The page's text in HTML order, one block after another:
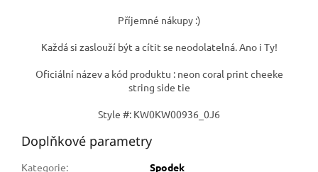
Příjemné nákupy :)
Každá si zaslouží být a cítit se neodolatelná. Ano i Ty!
Oficiální název a kód produktu : neon coral print cheeke
string side tie
Style #: KW0KW00936_0J6
Doplňkové parametry
Kategorie:
Spodek